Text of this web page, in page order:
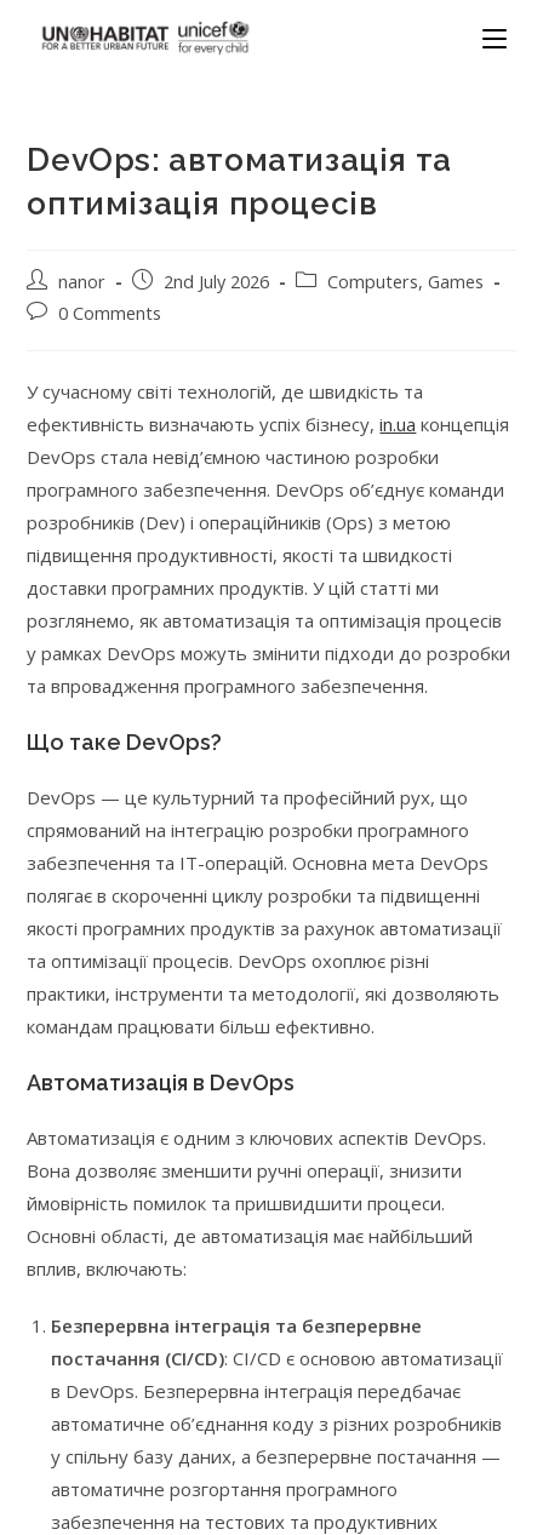
DevOps: автоматизація та
оптимізація процесів
nanor 2nd July 2026
Computers, Games
0 Comments
У сучасному світі технологій, де швидкість та
ефективність визначають успіх бізнесу,in.ua концепція
DevOps стала невід’ємною частиною розробки
програмного забезпечення. DevOps об’єднує команди
розробників (Dev) і операційників (Ops) з метою
підвищення продуктивності, якості та швидкості
доставки програмних продуктів. У цій статті ми
розглянемо, як автоматизація та оптимізація процесів
у рамках DevOps можуть змінити підходи до розробки
та впровадження програмного забезпечення.
Що таке DevOps?
DevOps — це культурний та професійний рух, що
спрямований на інтеграцію розробки програмного
забезпечення та IT-операцій. Основна мета DevOps
полягає в скороченні циклу розробки та підвищенні
якості програмних продуктів за рахунок автоматизації
та оптимізації процесів. DevOps охоплює різні
практики, інструменти та методології, які дозволяють
командам працювати більш ефективно.
Автоматизація в DevOps
Автоматизація є одним з ключових аспектів DevOps.
Вона дозволяє зменшити ручні операції, знизити
ймовірність помилок та пришвидшити процеси.
Основні області, де автоматизація має найбільший
вплив, включають:
Безперервна інтеграція та безперервне
постачання (CI/CD): CI/CD є основою автоматизації
в DevOps. Безперервна інтеграція передбачає
автоматичне об’єднання коду з різних розробників
у спільну базу даних, а безперервне постачання —
автоматичне розгортання програмного
забезпечення на тестових та продуктивних